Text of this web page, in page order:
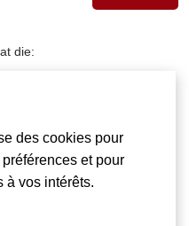
die:
des cookies pour
et pour
à vos intérêts.